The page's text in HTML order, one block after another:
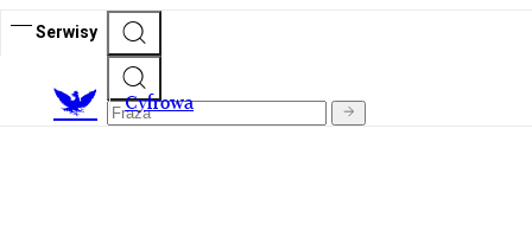
Serwisy
Cyfrowa